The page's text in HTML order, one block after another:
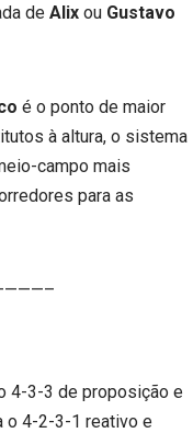
de Alix ou Gustavo
é o ponto de maior
à altura, o sistema
campo mais
para as
4-3-3 de proposição e
o 4-2-3-1 reativo e